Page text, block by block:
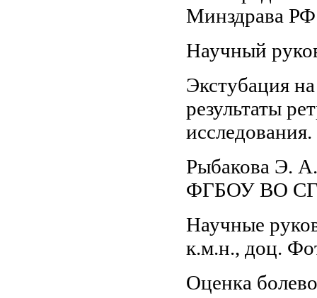
Минздрава РФ
Научный
Экстубация
результаты
исследования.
Рыбакова Э.
ФГБОУ ВО
Научные
к.м.н., доц.
Оценка